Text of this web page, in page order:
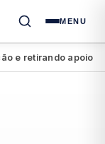
MENU
retirando apoio a